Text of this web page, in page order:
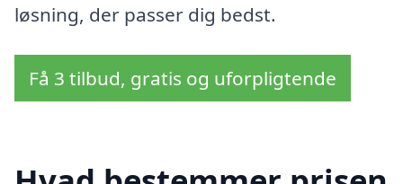
løsning, der passer dig bedst.
Få 3 tilbud, gratis og uforpligtende